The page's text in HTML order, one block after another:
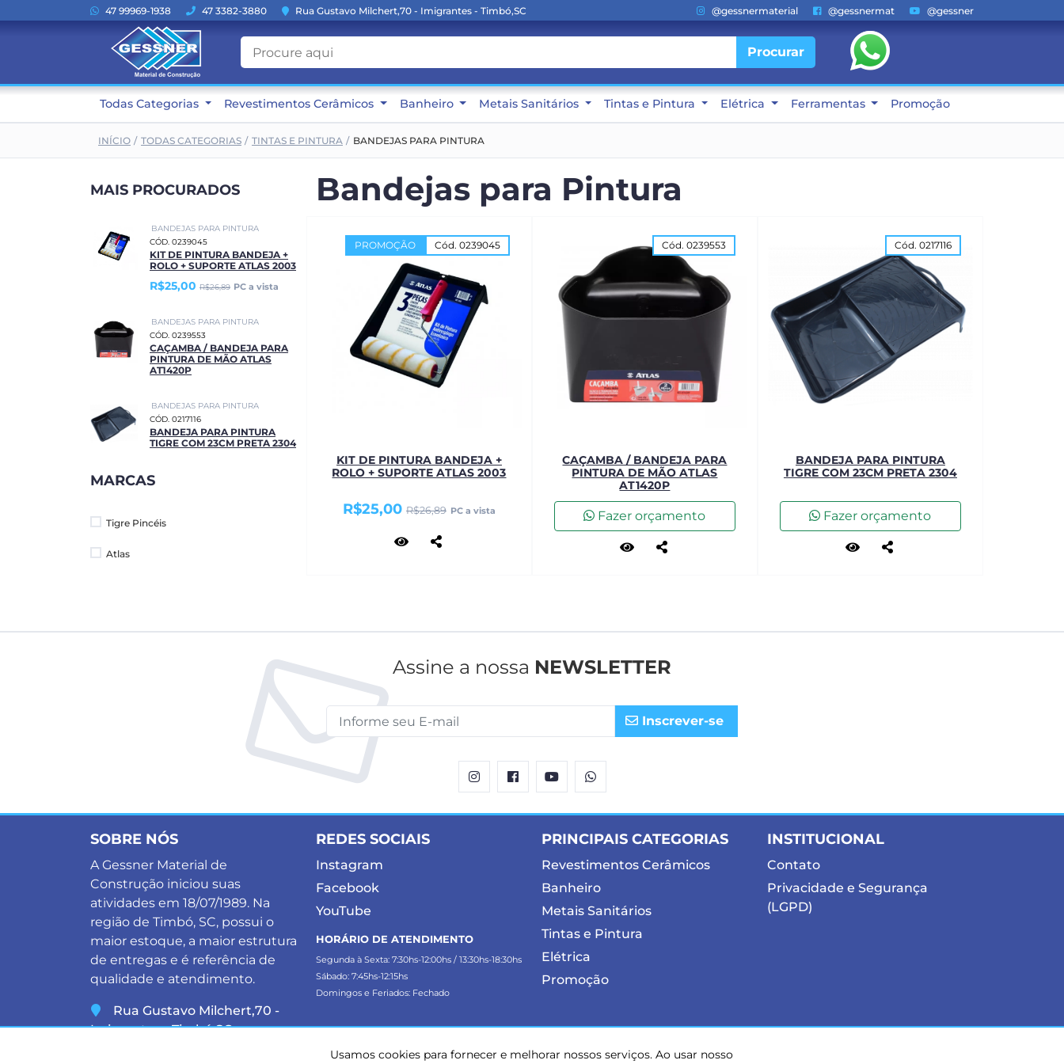
47 99969-1938 47 3382-3880 Rua Gustavo Milchert,70 - Imigrantes - Timbó,SC @gessnermaterial @gessnermat @gessner
Procurar
Todas Categorias Revestimentos Cerâmicos Banheiro Metais Sanitários Tintas e Pintura Elétrica Ferramentas Promoção
INÍCIO TODAS CATEGORIAS TINTAS E PINTURA BANDEJAS PARA PINTURA
MAIS PROCURADOS
BANDEJAS PARA PINTURA
CÓD. 0239045
KIT DE PINTURA BANDEJA +
ROLO + SUPORTE ATLAS 2003
R$25,00 R$26,89 PC a vista
BANDEJAS PARA PINTURA
CÓD. 0239553
CAÇAMBA / BANDEJA PARA
PINTURA DE MÃO ATLAS
AT1420P
BANDEJAS PARA PINTURA
CÓD. 0217116
BANDEJA PARA PINTURA
TIGRE COM 23CM PRETA 2304
MARCAS
Tigre Pincéis
Atlas
Bandejas para Pintura
Cód. 0239045
PROMOÇÃO
KIT DE PINTURA BANDEJA +
ROLO + SUPORTE ATLAS 2003
R$25,00 R$26,89 PC a vista
Cód. 0239553
CAÇAMBA / BANDEJA PARA
PINTURA DE MÃO ATLAS
AT1420P
Fazer orçamento
Cód. 0217116
BANDEJA PARA PINTURA
TIGRE COM 23CM PRETA 2304
Fazer orçamento
Assine a nossa NEWSLETTER
Inscrever-se
SOBRE NÓS
A Gessner Material de
Construção iniciou suas
atividades em 18/07/1989. Na
região de Timbó, SC, possui o
maior estoque, a maior estrutura
de entregas e é referência de
qualidade e atendimento.
Rua Gustavo Milchert,70 -
Imigrantes - Timbó,SC
REDES SOCIAIS
Instagram
Facebook
YouTube
HORÁRIO DE ATENDIMENTO
Segunda à Sexta: 7:30hs-12:00hs / 13:30hs-18:30hs
Sábado: 7:45hs-12:15hs
Domingos e Feriados: Fechado
PRINCIPAIS CATEGORIAS
Revestimentos Cerâmicos
Banheiro
Metais Sanitários
Tintas e Pintura
Elétrica
Promoção
INSTITUCIONAL
Contato
Privacidade e Segurança
(LGPD)
Usamos cookies para fornecer e melhorar nossos serviços. Ao usar nosso